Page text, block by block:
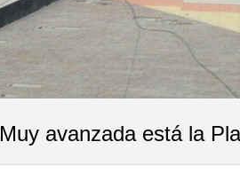
Muy avanzada está la